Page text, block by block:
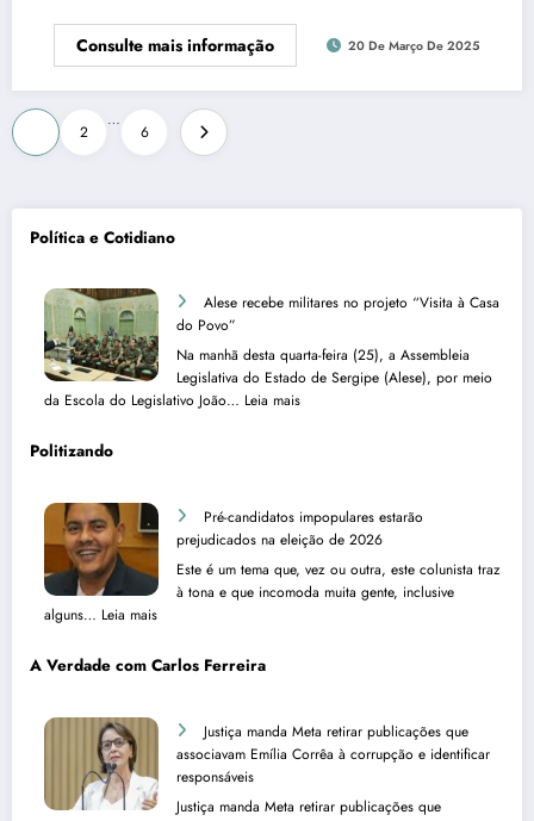
Consulte mais informação 20 De Março De 2025
Paginação
de
posts
2
…
6
Política e Cotidiano
Alese recebe militares no projeto “Visita à Casa
do Povo”
Na manhã desta quarta-feira (25), a Assembleia
Legislativa do Estado de Sergipe (Alese), por meio
da Escola do Legislativo João… Leia mais:
e
r
e
i
t
r
Politizando
Pré-candidatos impopulares estarão
prejudicados na eleição de 2026
Este é um tema que, vez ou outra, este colunista traz
à tona e que incomoda muita gente, inclusive
alguns… Leia mais:
r
c
d
A Verdade com Carlos Ferreira
Justiça manda Meta retirar publicações que
associavam Emília Corrêa à corrupção e identificar
responsáveis
Justiça manda Meta retirar publicações que